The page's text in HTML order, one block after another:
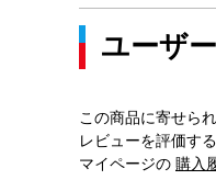
ユーザ
この商品に寄せら
レビューを評価す
マイページの 購入